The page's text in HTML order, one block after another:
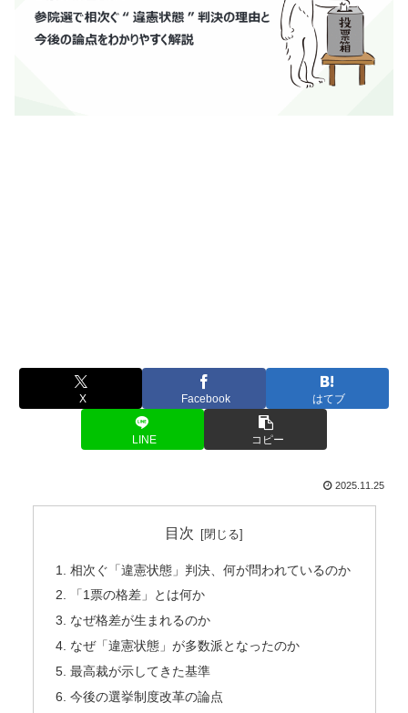
X Facebook はてブ
LINE コピー
2025.11.25
目次
相次ぐ「違憲状態」判決、何が問われているのか
「1票の格差」とは何か
なぜ格差が生まれるのか
なぜ「違憲状態」が多数派となったのか
最高裁が示してきた基準
今後の選挙制度改革の論点